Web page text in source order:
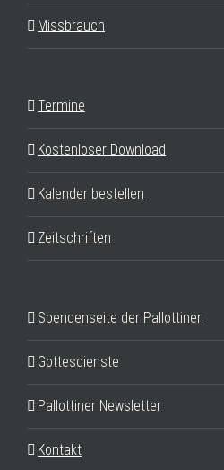
Missbrauch
Termine
Kostenloser Download
Kalender bestellen
Zeitschriften
Spendenseite der Pallottiner
Gottesdienste
Pallottiner Newsletter
Kontakt